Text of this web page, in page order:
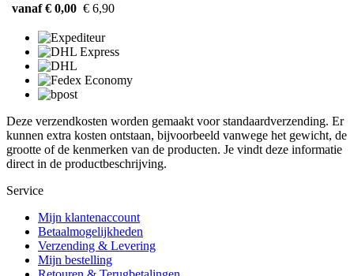
vanaf € 0,00 € 6,90
Deze verzendkosten worden gemaakt voor standaardverzending. Er
kunnen extra kosten ontstaan, bijvoorbeeld vanwege het gewicht, de
grootte of de kenmerken van de producten. Je vindt deze informatie
direct in de productbeschrijving.
Service
Mijn klantenaccount
Betaalmogelijkheden
Verzending & Levering
Mijn bestelling